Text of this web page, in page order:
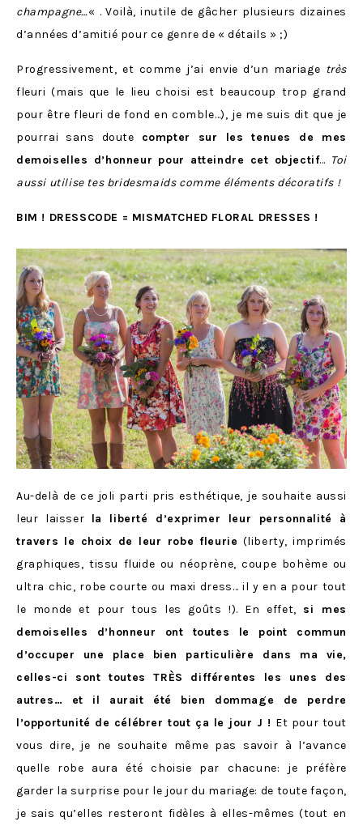
champagne…« . Voilà, inutile de gâcher plusieurs dizaines
d’années d’amitié pour ce genre de « détails » ;)
Progressivement, et comme j’ai envie d’un mariage très
fleuri (mais que le lieu choisi est beaucoup trop grand
pour être fleuri de fond en comble…), je me suis dit que je
pourrai sans doute compter sur les tenues de mes
demoiselles d’honneur pour atteindre cet objectif… Toi
aussi utilise tes bridesmaids comme éléments décoratifs !
BIM ! DRESSCODE = MISMATCHED FLORAL DRESSES !
Au-delà de ce joli parti pris esthétique, je souhaite aussi
leur laisser la liberté d’exprimer leur personnalité à
travers le choix de leur robe fleurie (liberty, imprimés
graphiques, tissu fluide ou néoprène, coupe bohème ou
ultra chic, robe courte ou maxi dress… il y en a pour tout
le monde et pour tous les goûts !). En effet, si mes
demoiselles d’honneur ont toutes le point commun
d’occuper une place bien particulière dans ma vie,
celles-ci sont toutes TRÈS différentes les unes des
autres… et il aurait été bien dommage de perdre
l’opportunité de célébrer tout ça le jour J ! Et pour tout
vous dire, je ne souhaite même pas savoir à l’avance
quelle robe aura été choisie par chacune: je préfère
garder la surprise pour le jour du mariage: de toute façon,
je sais qu’elles resteront fidèles à elles-mêmes (tout en